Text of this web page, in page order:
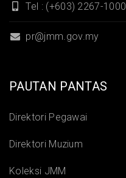
Tel : (+603) 2267-1000
pr@jmm.gov.my
PAUTAN PANTAS
Direktori Pegawai
Direktori Muzium
Koleksi JMM